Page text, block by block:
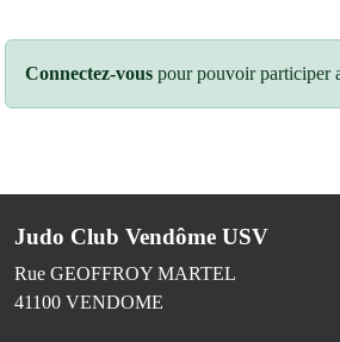
Connectez-vous pour pouvoir participer
Judo Club Vendôme USV
Rue GEOFFROY MARTEL
41100 VENDOME